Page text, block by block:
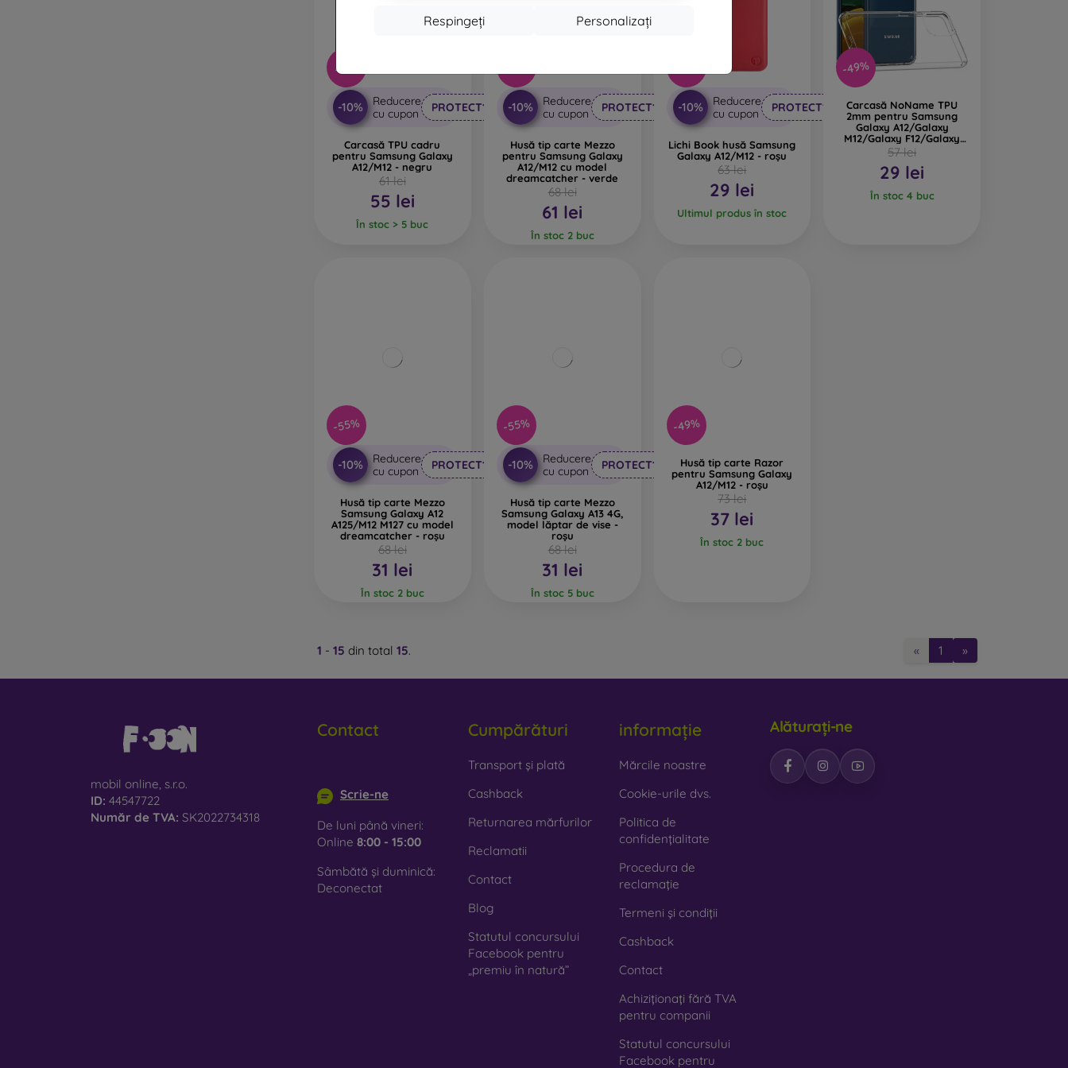
Personalizați
Respingeți
-10%
-10%
Reducere
cu cupon
PROTECT10
Carcasă TPU cadru
pentru Samsung Galaxy
A12/M12 - negru
61 lei
55 lei
În stoc > 5 buc
-10%
Reducere
cu cupon
PROTECT10
Husă tip carte Mezzo
pentru Samsung Galaxy
A12/M12 cu model
dreamcatcher - verde
68 lei
61 lei
În stoc 2 buc
-10%
Reducere
cu cupon
PROTECT10
Lichi Book husă Samsung
Galaxy A12/M12 - roșu
63 lei
29 lei
Ultimul produs în stoc
-49%
Carcasă NoName TPU
2mm pentru Samsung
Galaxy A12/Galaxy
M12/Galaxy F12/Galaxy
A12 Nacho - Transparent
57 lei
29 lei
În stoc 4 buc
-55%
-10%
Reducere
cu cupon
PROTECT10
Husă tip carte Mezzo
Samsung Galaxy A12
A125/M12 M127 cu model
dreamcatcher - roșu
68 lei
31 lei
În stoc 2 buc
-55%
-10%
Reducere
cu cupon
PROTECT10
Husă tip carte Mezzo
Samsung Galaxy A13 4G,
model lăptar de vise -
roșu
68 lei
31 lei
În stoc 5 buc
-49%
Husă tip carte Razor
pentru Samsung Galaxy
A12/M12 - roșu
73 lei
37 lei
În stoc 2 buc
1 - 15 din total 15. « 1 »
mobil online, s.r.o.
ID: 44547722
Număr de TVA: SK2022734318
Contact
Scrie-ne
De luni până vineri:
Online 8:00 - 15:00
Sâmbătă și duminică:
Deconectat
Cumpărături
Transport și plată
Cashback
Returnarea mărfurilor
Reclamatii
Contact
Blog
Statutul concursului
Facebook pentru
„premiu în natură”
informație
Mărcile noastre
Cookie-urile dvs.
Politica de
confidențialitate
Procedura de
reclamație
Termeni și condiții
Cashback
Contact
Achiziționați fără TVA
pentru companii
Statutul concursului
Facebook pentru
Alăturați-ne